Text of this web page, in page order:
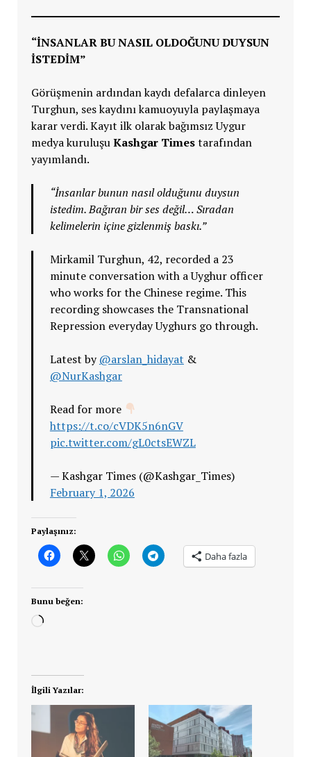
“İNSANLAR BU NASIL OLDOĞUNU DUYSUN
İSTEDİM”
Görüşmenin ardından kaydı defalarca dinleyen
Turghun, ses kaydını kamuoyuyla paylaşmaya
karar verdi. Kayıt ilk olarak bağımsız Uygur
medya kuruluşuKashgar Timestarafından
yayımlandı.
“İnsanlar bunun nasıl olduğunu duysun
istedim. Bağıran bir ses değil… Sıradan
kelimelerin içine gizlenmiş baskı.”
Mirkamil Turghun, 42, recorded a 23
minute conversation with a Uyghur officer
who works for the Chinese regime. This
recording showcases the Transnational
Repression everyday Uyghurs go through.
Latest by@arslan_hidayat &
@NurKashgar
Read for more
https://t.co/cVDK5n6nGV
pic.twitter.com/gL0ctsEWZL
— Kashgar Times (@Kashgar_Times)
February 1, 2026
Paylaşınız:
Daha fazla
Bunu beğen:
Yükleniyor...
İlgili Yazılar: